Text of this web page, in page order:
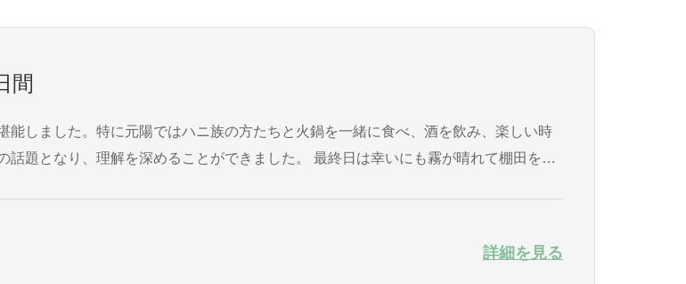
間
しました。特に元陽ではハニ族の方たちと火鍋を一緒に食べ、酒を飲み、楽しい時
めることができました。 最終日は幸いにも霧が晴れて棚田を垣
詳細を見る